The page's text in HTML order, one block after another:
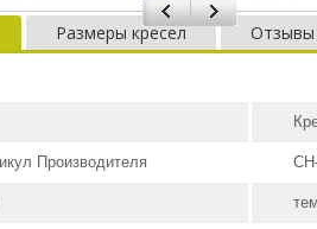
Размеры кресел Отзывы
Производителя